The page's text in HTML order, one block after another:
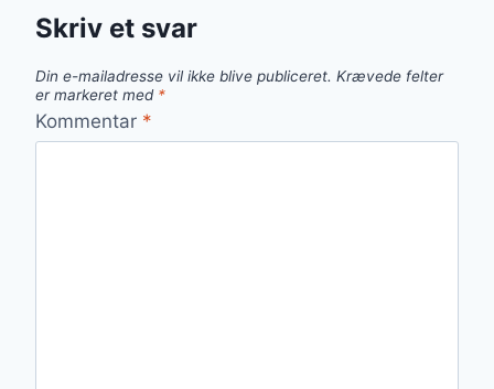
Skriv et svar
Din e-mailadresse vil ikke blive publiceret. Krævede felter
er markeret med *
Kommentar *